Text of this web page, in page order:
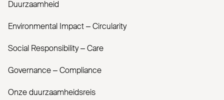
Duurzaamheid
Envi­ronmental Impact – Cir­cularity
Social Responsibility – Care
Governance – Com­pliance
Onze duurzaamheidsreis